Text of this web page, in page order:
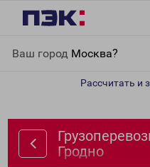
Ваш город Москва?
Рассчитать и
Гродно